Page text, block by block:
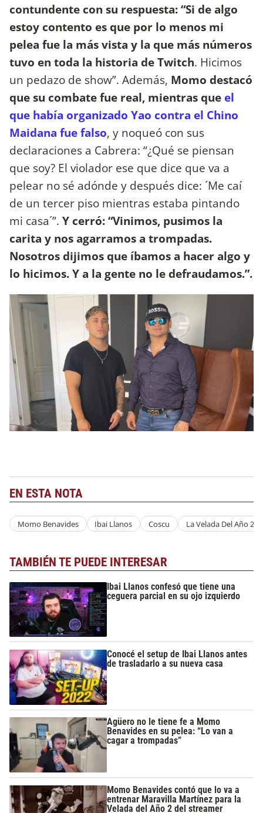
contundente con su respuesta: “Si de algo
estoy contento es que por lo menos mi
pelea fue la más vista y la que más números
tuvo en toda la historia de Twitch. Hicimos
un pedazo de show”. Además, Momo destacó
que su combate fue real, mientras que el
que había organizado Yao contra el Chino
Maidana fue falso, y noqueó con sus
declaraciones a Cabrera: “¿Qué se piensan
que soy? El violador ese que dice que va a
pelear no sé adónde y después dice: ´Me caí
de un tercer piso mientras estaba pintando
mi casa´”. Y cerró: “Vinimos, pusimos la
carita y nos agarramos a trompadas.
Nosotros dijimos que íbamos a hacer algo y
lo hicimos. Y a la gente no le defraudamos.”.
EN ESTA NOTA
Momo Benavides Ibai Llanos Coscu La Velada Del Año 2
TAMBIÉN TE PUEDE INTERESAR
Ibai Llanos confesó que tiene una
ceguera parcial en su ojo izquierdo
Conocé el setup de Ibai Llanos antes
de trasladarlo a su nueva casa
Agüero no le tiene fe a Momo
Benavides en su pelea: “Lo van a
cagar a trompadas”
Momo Benavides contó que lo va a
entrenar Maravilla Martínez para la
Velada del Año 2 del streamer